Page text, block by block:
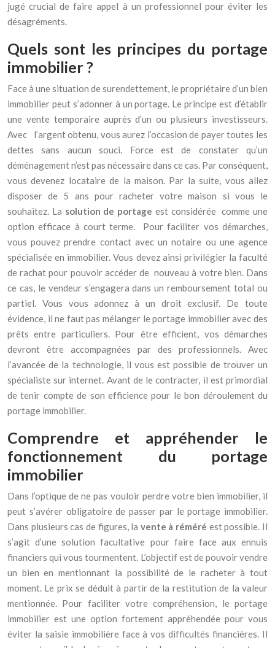
jugé crucial de faire appel à un professionnel pour éviter les
désagréments.
Quels sont les principes du portage
immobilier ?
Face à une situation de surendettement, le propriétaire d’un bien
immobilier peut s’adonner à un portage. Le principe est d’établir
une vente temporaire auprès d’un ou plusieurs investisseurs.
Avec l’argent obtenu, vous aurez l’occasion de payer toutes les
dettes sans aucun souci. Force est de constater qu’un
déménagement n’est pas nécessaire dans ce cas. Par conséquent,
vous devenez locataire de la maison. Par la suite, vous allez
disposer de 5 ans pour racheter votre maison si vous le
souhaitez. La solution de portage est considérée comme une
option efficace à court terme. Pour faciliter vos démarches,
vous pouvez prendre contact avec un notaire ou une agence
spécialisée en immobilier. Vous devez ainsi privilégier la faculté
de rachat pour pouvoir accéder de nouveau à votre bien. Dans
ce cas, le vendeur s’engagera dans un remboursement total ou
partiel. Vous vous adonnez à un droit exclusif. De toute
évidence, il ne faut pas mélanger le portage immobilier avec des
prêts entre particuliers. Pour être efficient, vos démarches
devront être accompagnées par des professionnels. Avec
l’avancée de la technologie, il vous est possible de trouver un
spécialiste sur internet. Avant de le contracter, il est primordial
de tenir compte de son efficience pour le bon déroulement du
portage immobilier.
Comprendre et appréhender le
fonctionnement du portage
immobilier
Dans l’optique de ne pas vouloir perdre votre bien immobilier, il
peut s’avérer obligatoire de passer par le portage immobilier.
Dans plusieurs cas de figures, la vente à réméré est possible. Il
s’agit d’une solution facultative pour faire face aux ennuis
financiers qui vous tourmentent. L’objectif est de pouvoir vendre
un bien en mentionnant la possibilité de le racheter à tout
moment. Le prix se déduit à partir de la restitution de la valeur
mentionnée. Pour faciliter votre compréhension, le portage
immobilier est une option fortement appréhendée pour vous
éviter la saisie immobilière face à vos difficultés financières. Il